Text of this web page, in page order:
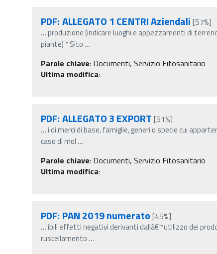
PDF: ALLEGATO 1 CENTRI Aziendali [57%]
…produzione (indicare luoghi e appezzamenti di
piante) * Sito…
Parole chiave: Documenti, Servizio Fitosanitario
Ultima modifica:
PDF: ALLEGATO 3 EXPORT [51%]
…i di merci di base, famiglie, generi o specie cui
caso di mol…
Parole chiave: Documenti, Servizio Fitosanitario
Ultima modifica:
PDF: PAN 2019 numerato [45%]
…ibili effetti negativi derivanti dallâ€™utilizzo dei
ruscellamento…